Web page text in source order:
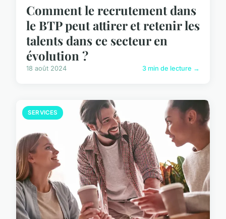
Comment le recrutement dans
le BTP peut attirer et retenir les
talents dans ce secteur en
évolution ?
18 août 2024 3 min de lecture →
SERVICES